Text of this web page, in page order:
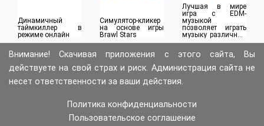
Динамичный
таймкиллер в
режиме онлайн
Симулятор-кликер
на основе игры
Brawl Stars
Лучшая в мире
игра с EDM-
музыкой
позволяет играть
музыку различных
стилей
Внимание! Скачивая приложения с этого сайта, Вы
действуете на свой страх и риск. Администрация сайта не
несет ответственности за ваши действия.
Политика конфиденциальности
Пользовательское соглашение